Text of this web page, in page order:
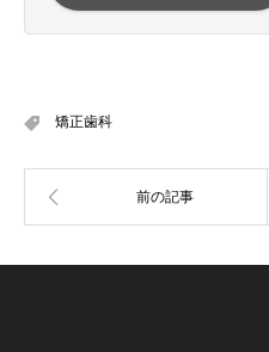
矯正歯科